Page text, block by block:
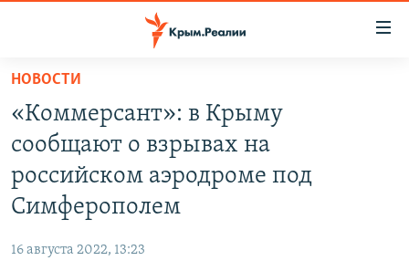
Вернуться
основному
содержанию
главной
Вернутся
СПЕЦПРОЕКТЫ
ГРУЗ 200
КАРТА ВОЕННЫХ ОБЪЕКТОВ КРЫМА
ИСТОРИЯ
ИНТЕРАКТИВ
РАДІО СВОБОДА
НОВОСТИ
«Коммерсант»: в Крыму
сообщают о взрывах на
российском аэродроме под
Симферополем
16 августа 2022, 13:23